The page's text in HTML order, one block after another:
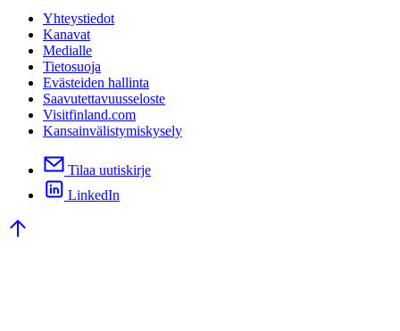
Yhteystiedot
Kanavat
Medialle
Tietosuoja
Evästeiden hallinta
Saavutettavuusseloste
Visitfinland.com
Kansainvälistymiskysely
Tilaa uutiskirje
LinkedIn